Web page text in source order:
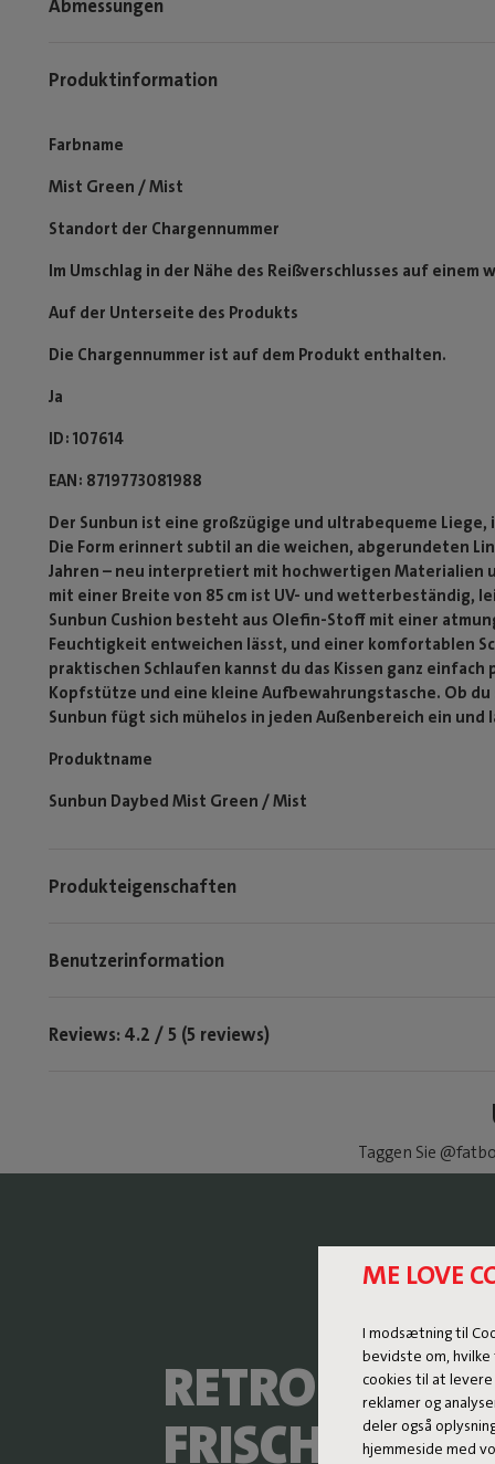
ME LOVE
I modsætning til
bevidste om,
cookies til at levere
reklamer og
deler også
hjemmeside med
Abmessungen
Produktinformation
Farbname
Mist Green / Mist
Standort der Chargennummer
Im Umschlag in der Nähe des Reißverschlusses auf einem
Auf der Unterseite des Produkts
Die Chargennummer ist auf dem Produkt enthalten.
Ja
ID 107614
EAN 8719773081988
Der Sunbun ist eine großzügige und ultrabequeme
Die Form erinnert subtil an die weichen, abgerundeten
Jahren – neu interpretiert mit hochwertigen Materialien
mit einer Breite von 85 cm ist UV- und wetterbeständig,
Sunbun Cushion besteht aus Olefin-Stoff mit einer
Feuchtigkeit entweichen lässt, und einer komfortablen
praktischen Schlaufen kannst du das Kissen ganz
Kopfstütze und eine kleine Aufbewahrungstasche. Ob
Sunbun fügt sich mühelos in jeden Außenbereich ein
Produktname
Sunbun Daybed Mist Green / Mist
Produkteigenschaften
Benutzerinformation
Reviews: 4.2 / 5 (5 reviews)
Taggen Sie
RETRO-
FRISCHEM